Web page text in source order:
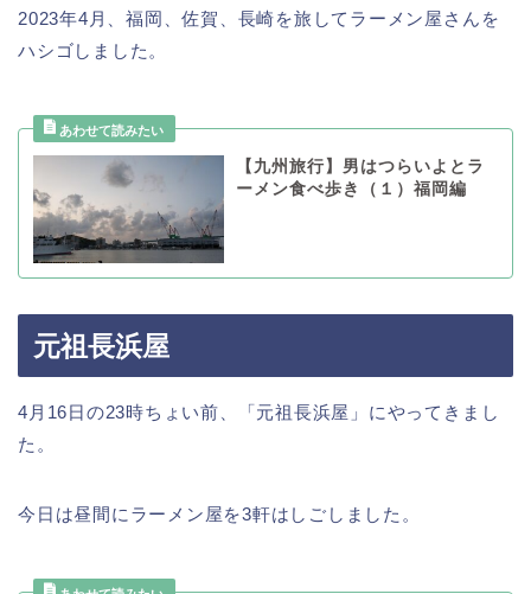
2023年4月、福岡、佐賀、長崎を旅してラーメン屋さんを
ハシゴしました。
【九州旅行】男はつらいよとラ
ーメン食べ歩き（１）福岡編
元祖長浜屋
4月16日の23時ちょい前、「元祖長浜屋」にやってきまし
た。
今日は昼間にラーメン屋を3軒はしごしました。